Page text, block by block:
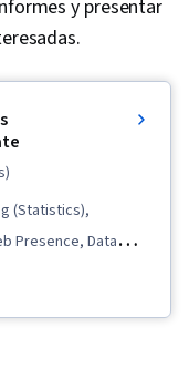
y presentar
(Statistics),
Presence, Data
Visualization, Data